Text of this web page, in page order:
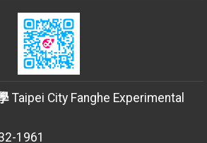
Taipei City Fanghe Experimental
1961